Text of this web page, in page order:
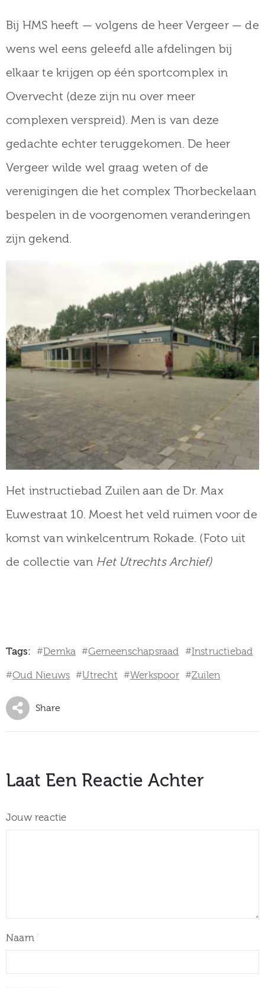
Bij HMS heeft — volgens de heer Vergeer — de
wens wel eens geleefd alle afdelingen bij
elkaar te krijgen op één sportcomplex in
Overvecht (deze zijn nu over meer
complexen verspreid). Men is van deze
gedachte echter teruggekomen. De heer
Vergeer wilde wel graag weten of de
verenigingen die het complex Thorbeckelaan
bespelen in de voorgenomen veranderingen
zijn gekend.
Het instructiebad Zuilen aan de Dr. Max
Euwestraat 10. Moest het veld ruimen voor de
komst van winkelcentrum Rokade. (Foto uit
de collectie van Het Utrechts Archief)
Tags: #Demka #Gemeenschapsraad #Instructiebad
#Oud Nieuws #Utrecht #Werkspoor #Zuilen
Share
Laat Een Reactie Achter
Jouw reactie
Naam